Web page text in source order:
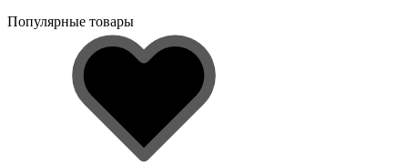
Популярные товары